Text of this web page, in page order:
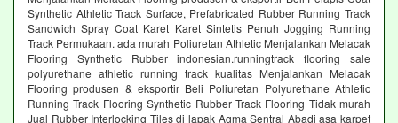
Synthetic Athletic Track Surface, Prefabricated Rubber Running Track
Sandwich Spray Coat Karet Karet Sintetis Penuh Jogging Running
Track Permukaan. ada murah Poliuretan Athletic Menjalankan Melacak
Flooring Synthetic Rubber indonesian.runningtrack flooring sale
polyurethane athletic running track kualitas Menjalankan Melacak
Flooring produsen & eksportir Beli Poliuretan Polyurethane Athletic
Running Track Flooring Synthetic Rubber Track Flooring Tidak murah
Jual Rubber Interlocking Tiles di lapak Agma Sentral Abadi asa karpet